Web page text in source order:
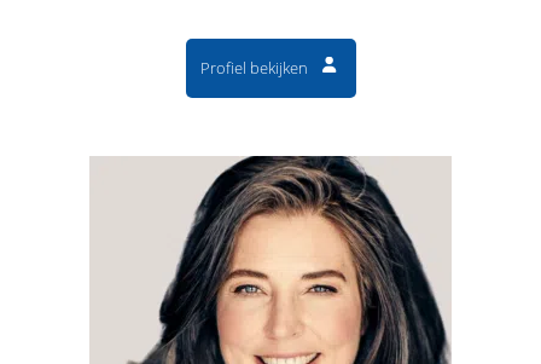
Profiel bekijken